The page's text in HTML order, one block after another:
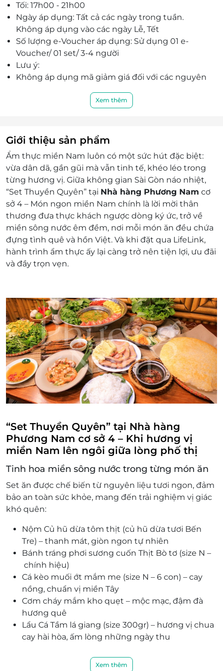
Tối: 17h00 - 21h00
Ngày áp dụng: Tất cả các ngày trong tuần.
Không áp dụng vào các ngày Lễ, Tết
Số lượng e-Voucher áp dụng: Sử dụng 01 e-
Voucher/ 01 set/ 3-4 người
Lưu ý:
Không áp dụng mã giảm giá đối với các nguyên
Không áp dụng với đơn hàng ship mang về, áp
tiết nhất:
Hotline: 0969 916 156 - 1800 2028
Địa chỉ: Cơ sở 4 - Tòa nhà Golden Palm, 21 Lê Văn
Lương, Thanh Xuân, Hà Nội
Điều kiện khác:
Không áp dụng đồng thời các chương trình
khuyến mại khác
Áp dụng mã giảm giá cho toàn hệ thống
Giá bán đã bao gồm VAT.
Xem thêm
Giới thiệu sản phẩm
Ẩm thực miền Nam luôn có một sức hút đặc biệt:
vừa dân dã, gần gũi mà vẫn tinh tế, khéo léo trong
từng hương vị. Giữa không gian Sài Gòn náo nhiệt,
“Set Thuyền Quyên” tại Nhà hàng Phương Nam cơ
sở 4 – Món ngon miền Nam chính là lời mời thân
thương đưa thực khách ngược dòng ký ức, trở về
miền sông nước êm đềm, nơi mỗi món ăn đều chứa
đựng tình quê và hồn Việt. Và khi đặt qua LifeLink,
hành trình ẩm thực ấy lại càng trở nên tiện lợi, ưu đãi
và đầy trọn vẹn.
“Set Thuyền Quyên” tại Nhà hàng
Phương Nam cơ sở 4 – Khi hương vị
miền Nam lên ngôi giữa lòng phố thị
Tinh hoa miền sông nước trong từng món ăn
Set ăn được chế biến từ nguyên liệu tươi ngon, đảm
bảo an toàn sức khỏe, mang đến trải nghiệm vị giác
khó quên:
Nộm Củ hũ dừa tôm thịt (củ hũ dừa tươi Bến
Tre) – thanh mát, giòn ngon tự nhiên
Bánh tráng phơi sương cuốn Thịt Bò tơ (size N –
chính hiệu)
Cá kèo muối ớt mắm me (size N – 6 con) – cay
nồng, chuẩn vị miền Tây
Cơm cháy mắm kho quẹt – mộc mạc, đậm đà
hương quê
Lẩu Cá Tầm lá giang (size 300gr) – hương vị chua
cay hài hòa, ấm lòng những ngày thu
“Set Thuyền Quyên” không chỉ là bữa ăn, mà còn
là hành trình thưởng thức văn hóa ẩm thực miền
Xem thêm